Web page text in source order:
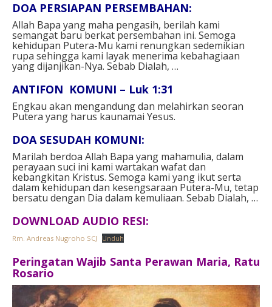
DOA PERSIAPAN PERSEMBAHAN:
Allah Bapa yang maha pengasih, berilah kami
semangat baru berkat persembahan ini. Semoga
kehidupan Putera-Mu kami renungkan sedemikian
rupa sehingga kami layak menerima kebahagiaan
yang dijanjikan-Nya. Sebab Dialah, …
ANTIFON KOMUNI – Luk 1:31
Engkau akan mengandung dan melahirkan seoran
Putera yang harus kaunamai Yesus.
DOA SESUDAH KOMUNI:
Marilah berdoa Allah Bapa yang mahamulia, dalam
perayaan suci ini kami wartakan wafat dan
kebangkitan Kristus. Semoga kami yang ikut serta
dalam kehidupan dan kesengsaraan Putera-Mu, tetap
bersatu dengan Dia dalam kemuliaan. Sebab Dialah, …
DOWNLOAD AUDIO RESI:
Rm. Andreas Nugroho SCJ Unduh
Peringatan Wajib Santa Perawan Maria, Ratu
Rosario